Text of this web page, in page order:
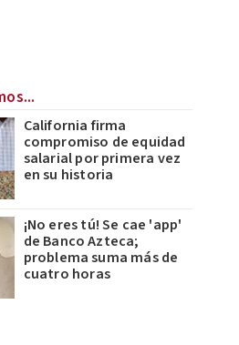
California firma
compromiso de equidad
salarial por primera vez
en su historia
¡No eres tú! Se cae 'app'
de Banco Azteca;
problema suma más de
cuatro horas